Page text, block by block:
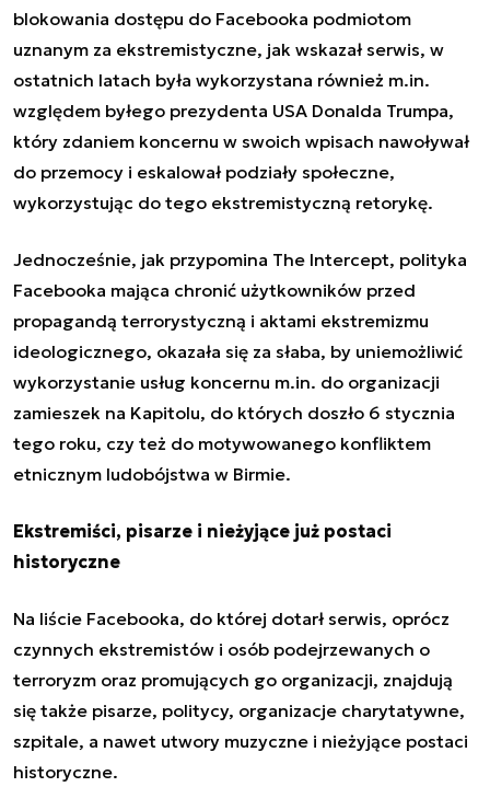
blokowania dostępu do Facebooka podmiotom
uznanym za ekstremistyczne, jak wskazał serwis, w
ostatnich latach była wykorzystana również m.in.
względem byłego prezydenta USA Donalda Trumpa,
który zdaniem koncernu w swoich wpisach nawoływał
do przemocy i eskalował podziały społeczne,
wykorzystując do tego ekstremistyczną retorykę.
Jednocześnie, jak przypomina The Intercept, polityka
Facebooka mająca chronić użytkowników przed
propagandą terrorystyczną i aktami ekstremizmu
ideologicznego, okazała się za słaba, by uniemożliwić
wykorzystanie usług koncernu m.in. do organizacji
zamieszek na Kapitolu, do których doszło 6 stycznia
tego roku, czy też do motywowanego konfliktem
etnicznym ludobójstwa w Birmie.
Ekstremiści, pisarze i nieżyjące już postaci
historyczne
Na liście Facebooka, do której dotarł serwis, oprócz
czynnych ekstremistów i osób podejrzewanych o
terroryzm oraz promujących go organizacji, znajdują
się także pisarze, politycy, organizacje charytatywne,
szpitale, a nawet utwory muzyczne i nieżyjące postaci
historyczne.